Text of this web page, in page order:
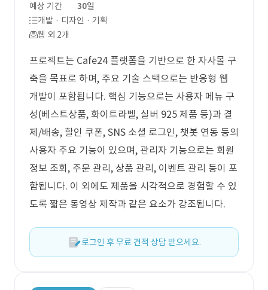
예상 기간
30일
개발 · 디자인 · 기획
웹 외 2개
프로젝트는 Cafe24 플랫폼을 기반으로 한 자사몰 구
축을 목표로 하며, 주요 기술 스택으로는 반응형 웹
개발이 포함됩니다. 핵심 기능으로는 사용자 메뉴 구
성(베스트상품, 화이트라벨, 실버 925 제품 등)과 결
제/배송, 할인 쿠폰, SNS 소셜 로그인, 챗봇 연동 등의
사용자 주요 기능이 있으며, 관리자 기능으로는 회원
정보 조회, 주문 관리, 상품 관리, 이벤트 관리 등이 포
함됩니다. 이 외에도 제품을 시각적으로 경험할 수 있
도록 짧은 동영상 제작과 같은 요소가 강조됩니다.
로그인 후 무료 견적 상담 받으세요.